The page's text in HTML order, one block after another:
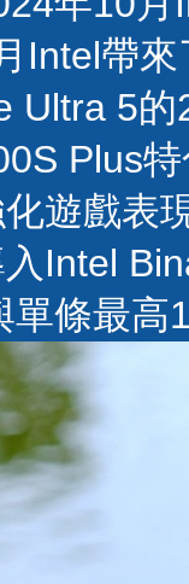
Intel帶
Ultra 5
Plus
遊戲表
入Intel
單條最高